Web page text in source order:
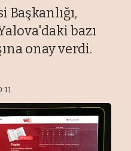
bazı
onay verdi.